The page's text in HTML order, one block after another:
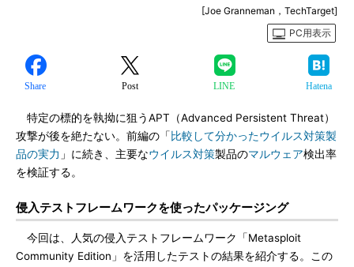
[Joe Granneman，TechTarget]
PC用表示
Share Post LINE Hatena
特定の標的を執拗に狙うAPT（Advanced Persistent Threat）
攻撃が後を絶たない。前編の「 比較して分かったウイルス対策製
品の実力 」に続き、主要なウイルス対策製品のマルウェア検出率
を検証する。
侵入テストフレームワークを使ったパッケージング
今回は、人気の侵入テストフレームワーク「Metasploit
Community Edition」を活用したテストの結果を紹介する。この